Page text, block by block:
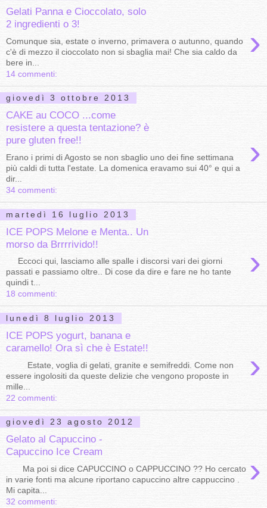
Gelati Panna e Cioccolato, solo
2 ingredienti o 3!
›
Comunque sia, estate o inverno, primavera o autunno, quando
c'è di mezzo il cioccolato non si sbaglia mai! Che sia caldo da
bere in...
14 commenti:
giovedì 3 ottobre 2013
CAKE au COCO ...come
resistere a questa tentazione? è
pure gluten free!!
›
Erano i primi di Agosto se non sbaglio uno dei fine settimana
più caldi di tutta l'estate. La domenica eravamo sui 40° e qui a
dir...
34 commenti:
martedì 16 luglio 2013
ICE POPS Melone e Menta.. Un
morso da Brrrrivido!!
›
Eccoci qui, lasciamo alle spalle i discorsi vari dei giorni
passati e passiamo oltre.. Di cose da dire e fare ne ho tante
quindi t...
18 commenti:
lunedì 8 luglio 2013
ICE POPS yogurt, banana e
caramello! Ora sì che è Estate!!
›
Estate, voglia di gelati, granite e semifreddi. Come non
essere ingolositi da queste delizie che vengono proposte in
mille...
22 commenti:
giovedì 23 agosto 2012
Gelato al Capuccino -
Capuccino Ice Cream
›
Ma poi si dice CAPUCCINO o CAPPUCCINO ?? Ho cercato
in varie fonti ma alcune riportano capuccino altre cappuccino .
Mi capita...
32 commenti: